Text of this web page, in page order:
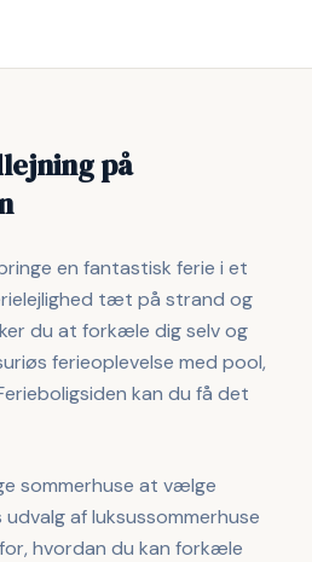
på
en fantastisk ferie i et
tæt på strand og
du at forkæle dig selv og
ferieoplevelse med pool,
kan du få det
sommerhuse at vælge
af luksussommerhuse
hvordan du kan forkæle